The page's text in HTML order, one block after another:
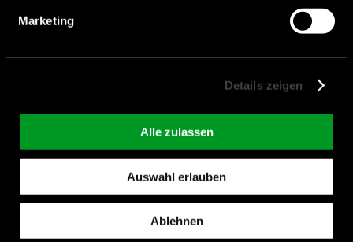
Marketing
Details zeigen
Alle zulassen
Auswahl erlauben
Ablehnen
car charging coupler
charging coupler